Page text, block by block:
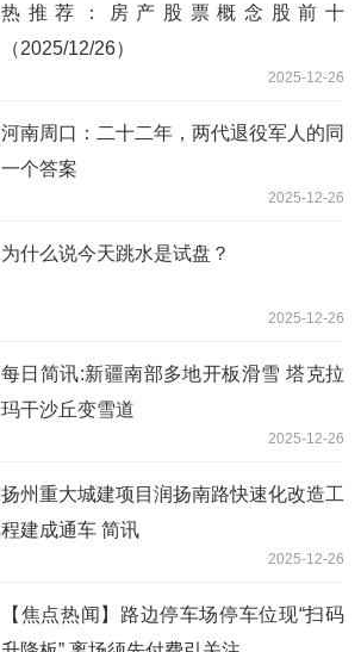
热推荐：房产股票概念股前十
（2025/12/26）
2025-12-26
河南周口：二十二年，两代退役军人的同
一个答案
2025-12-26
为什么说今天跳水是试盘？
2025-12-26
每日简讯:新疆南部多地开板滑雪 塔克拉
玛干沙丘变雪道
2025-12-26
扬州重大城建项目润扬南路快速化改造工
程建成通车 简讯
2025-12-26
【焦点热闻】路边停车场停车位现“扫码